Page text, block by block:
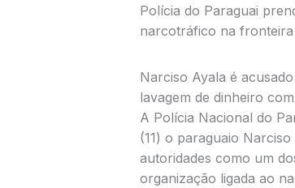
Polícia do Paraguai
narcotráfico na
Narciso Ayala é
lavagem de dinheiro
A Polícia Nacional do
(11) o paraguaio Narciso
autoridades como um
organização ligada ao